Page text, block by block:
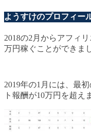
ようすけのプロフィー
2018の2月からアフィ
万円稼ぐことができま
2019年の1月には、最
ト報酬が10万円を超え